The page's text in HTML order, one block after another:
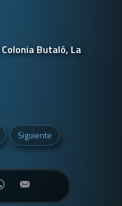
Colonia Butaló, La
Siguiente